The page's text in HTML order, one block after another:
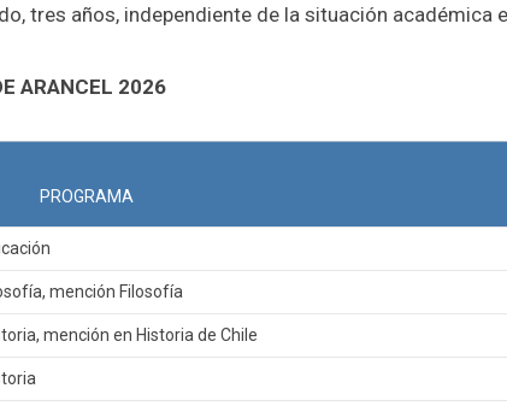
tres años, independiente de la situación académica
ARANCEL 2026
PROGRAMA
mención Filosofía
mención en Historia de Chile